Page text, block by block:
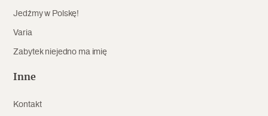
Jedźmy w Polskę!
Varia
Zabytek niejedno ma imię
Inne
Kontakt